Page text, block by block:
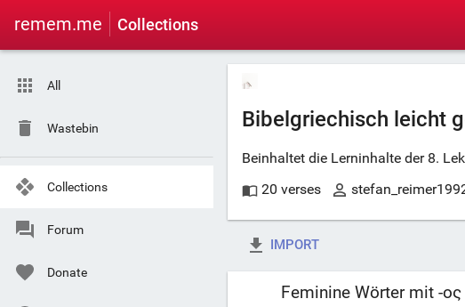
remem.me Collections
All
Wastebin
Collections
Forum
Donate
Bibelgriechisch leicht
Beinhaltet die Lerninhalte der 8.
20 verses
IMPORT
Feminine Wörter mit -